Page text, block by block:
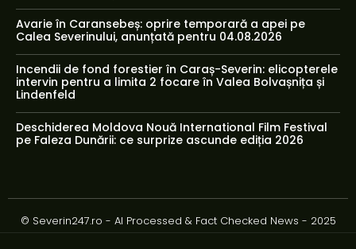
Avarie în Caransebeș: oprire temporară a apei pe
Calea Severinului, anunțată pentru 04.08.2026
Incendii de fond forestier în Caraș-Severin: elicopterele
intervin pentru a limita 2 focare în Valea Bolvașnița și
Lindenfeld
Deschiderea Moldova Nouă International Film Festival
pe Faleza Dunării: ce surprize ascunde ediția 2026
© Severin247.ro - AI Processed & Fact Checked News - 2025